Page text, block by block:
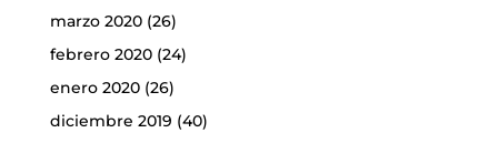
marzo 2020(26)
febrero 2020(24)
enero 2020(26)
diciembre 2019 (40)